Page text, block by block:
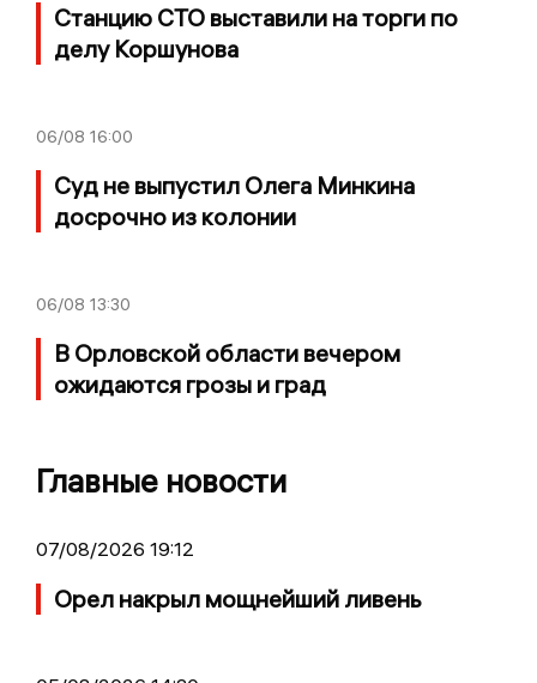
Станцию СТО выставили на торги по
делу Коршунова
06/08 16:00
Суд не выпустил Олега Минкина
досрочно из колонии
06/08 13:30
В Орловской области вечером
ожидаются грозы и град
Главные новости
07/08/2026 19:12
Орел накрыл мощнейший ливень